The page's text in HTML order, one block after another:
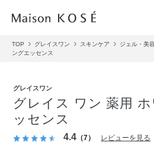
TOP グレイスワン スキンケア ジェル・美
ングエッセンス
グレイスワン
グレイス ワン 薬用
ッセンス
4.4 （7） レビューを見る